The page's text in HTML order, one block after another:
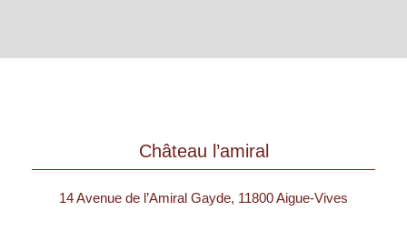
Château l’amiral
14 Avenue de l’Amiral Gayde, 11800 Aigue-Vives